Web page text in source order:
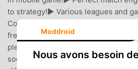
to strategy!▶ Various leagues and
Continuous content and event
free!As a more advanced soccer
pleasure of a victory and a vivid
soccer game. When you are playing
Moddroid
Nous avons besoin